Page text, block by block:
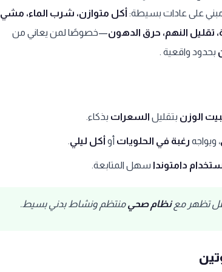
مبني على عادات بسيطة: أكل متوازن، شرب الماء، مشي
تقليل النهم، حرق الدهون—خصوصًا لمن يعاني من
بحدود واقعية .
الوزن بتقليل السعرات بذكاء.
، ويواجه رغبة في الحلويات أو أكل ليلي.
دامتوندا سهل المتابعة.
تظهر معنظام صحيمنتظم ونشاط بدني بسيط.